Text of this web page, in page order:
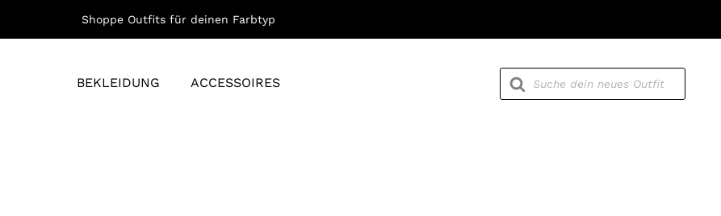
Shoppe Outfits für deinen Farbtyp
BEKLEIDUNG ACCESSOIRES
Products
search